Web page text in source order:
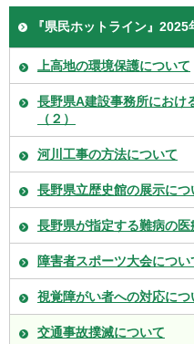
『県民ホットライン』2025
上高地の環境保護について
長野県A建設事務所におけ
（２）
河川工事の方法について
長野県立歴史館の展示につ
長野県が指定する難病の
障害者スポーツ大会につい
視覚障がい者への対応につ
交通事故撲滅について